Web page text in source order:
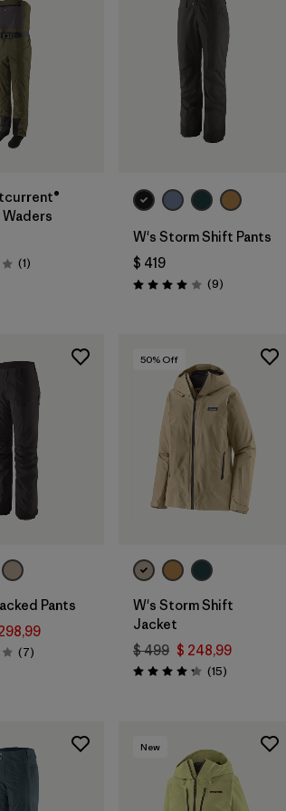
/ 5
(1Comentarios
)
W's Storm Shift Pants
$ 419
Valoración: 4.0 / 5
(9Comentarios
)
Pants
4.0 / 5
(7Comentarios
)
50% Off
W's Storm Shift
Jacket
$ 499 $ 248,99
Valoración: 4.3 / 5
(15Comentarios
)
New